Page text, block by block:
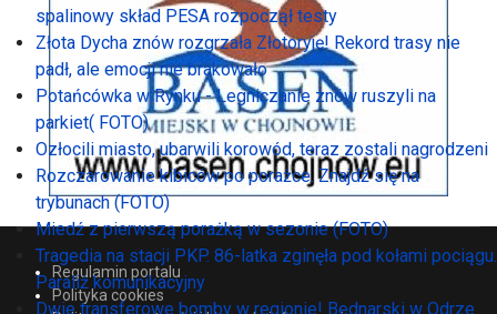
Regulamin portalu
Polityka cookies
spalinowy skład PESA rozpoczął testy
Złota Dycha znów rozgrzała Złotoryję! Rekord trasy nie
padł, ale emocji nie brakowało
Potańcówka w Rynku - Legniczanie znów ruszyli na
parkiet( FOTO)
Ozłocili miasto, ubarwili korowód, teraz zostali nagrodzeni
Rozczarowanie kibiców po porażce. Znajdź się na
trybunach (FOTO)
Miedź z pierwszą porażką w sezonie (FOTO)
Tragedia na stacji PKP. 86-latka zginęła pod kołami pociągu.
Paraliż komunikacyjny
Dwie transferowe bomby w regionie! Bednarski w Odrze